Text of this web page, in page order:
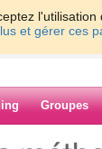
et gérer ces
Groupes
> Quizz: Les